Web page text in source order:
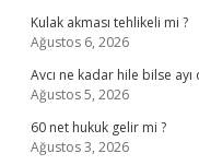
Kulak akması tehlikeli mi ?
Ağustos 6, 2026
Avcı ne kadar hile bilse
Ağustos 5, 2026
60 net hukuk gelir mi ?
Ağustos 3, 2026